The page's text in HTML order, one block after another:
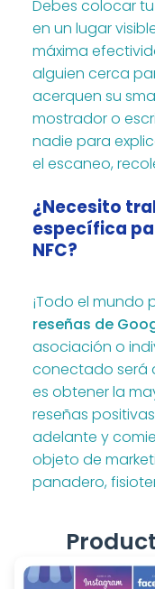
Debes colocar tu
en un lugar
máxima
alguien cerca
acerquen su
mostrador o
nadie para
el escaneo,
¿Necesito
específica
NFC?
¡Todo el mundo
reseñas de
asociación o
conectado será
es obtener la
reseñas
adelante y
objeto de
panadero,